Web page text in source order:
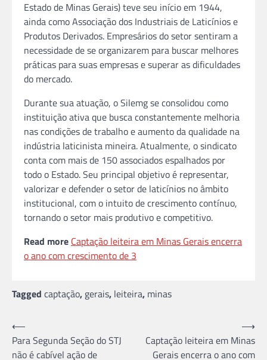
Estado de Minas Gerais) teve seu início em 1944,
ainda como Associação dos Industriais de Laticínios e
Produtos Derivados. Empresários do setor sentiram a
necessidade de se organizarem para buscar melhores
práticas para suas empresas e superar as dificuldades
do mercado.
Durante sua atuação, o Silemg se consolidou como
instituição ativa que busca constantemente melhoria
nas condições de trabalho e aumento da qualidade na
indústria laticinista mineira. Atualmente, o sindicato
conta com mais de 150 associados espalhados por
todo o Estado. Seu principal objetivo é representar,
valorizar e defender o setor de laticínios no âmbito
institucional, com o intuito de crescimento contínuo,
tornando o setor mais produtivo e competitivo.
Read more Captação leiteira em Minas Gerais encerra
o ano com crescimento de 3
Tagged captação, gerais, leiteira, minas
Navegação
de
⟵
Para Segunda Seção do STJ
não é cabível ação de
Captação leiteira em Minas
Gerais encerra o ano com
⟶